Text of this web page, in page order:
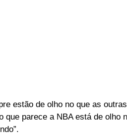
estão de olho no que as
que parece a NBA está de olho